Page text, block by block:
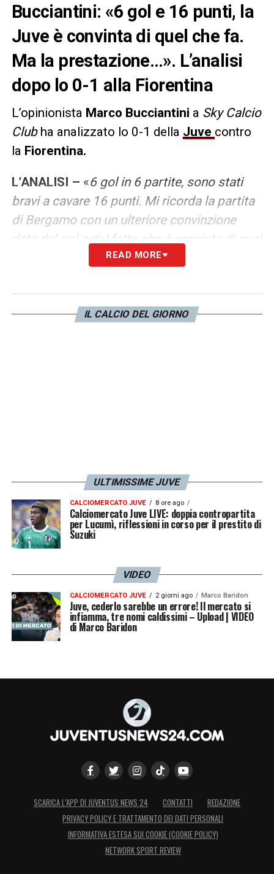
Bucciantini: «6 gol e 16 punti, la
Juve è convinta di quel che fa.
Ma la prestazione…». L’analisi
dopo lo 0-1 alla Fiorentina
L’opinionista Marco Bucciantini a Sky Calcio
Clubha analizzato lo 0-1 della Juve contro
la Fiorentina.
L’ANALISI – «6 gol in 6 partite, sono stati
bravi a cavare 16 punti. Mi ricorda la partita
di Bergamo con un ulteriore convinzione
data dal gol e dal fatto che è convinta di quel
che fa. Non c’è bisogno di tanti concetti, ma
qualcosa. Queste partite raccontano quel
che hai fatto w se sei squadra. Ma non so
READ MORE
IL CALCIO DEL GIORNO
ULTIMISSIME JUVE
CALCIOMERCATO JUVE 8 ore ago
Calciomercato Juve LIVE: doppia contropartita
per Lucumì, riflessioni in corso per il prestito di
Suzuki
VIDEO
CALCIOMERCATO JUVE 2 giorni ago Marco Baridon
Juve, cederlo sarebbe un errore! Il mercato si
infiamma, tre nomi caldissimi – Upload | VIDEO
di Marco Baridon
SCARICA L’APP DI JUVENTUS NEWS 24 CONTATTI
REDAZIONE
PRIVACY POLICY E TRATTAMENTO DEI DATI PERSONALI
INFORMATIVA ESTESA SUI COOKIE (COOKIE POLICY)
NETWORK SPORT REVIEW